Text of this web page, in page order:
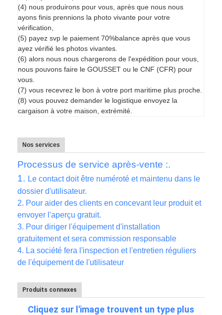
(4) nous produirons pour vous, après que nous nous
ayons finis prennions la photo vivante pour votre
vérification,
(5) payez svp le paiement 70%balance après que vous
ayez vérifié les photos vivantes.
(6) alors nous nous chargerons de l'expédition pour vous,
nous pouvons faire le GOUSSET ou le CNF (CFR) pour
vous.
(7) vous recevrez le bon à votre port maritime plus proche.
(8) vous pouvez demander le logistique envoyez la
cargaison à votre maison, extrémité.
Nos services
Processus de service après-vente :.
1. Le contact doit être numéroté et maintenu dans le
dossier d'utilisateur.
2. Pour aider des clients en concevant leur produit et
envoyer l'aperçu gratuit.
3. Pour diriger l'équipement d'installation
gratuitement et sera commission responsable
4. La société fera l'inspection et l'entretien réguliers
de l'équipement de l'utilisateur
Produits connexes
Cliquez sur l'image trouvent un type plus